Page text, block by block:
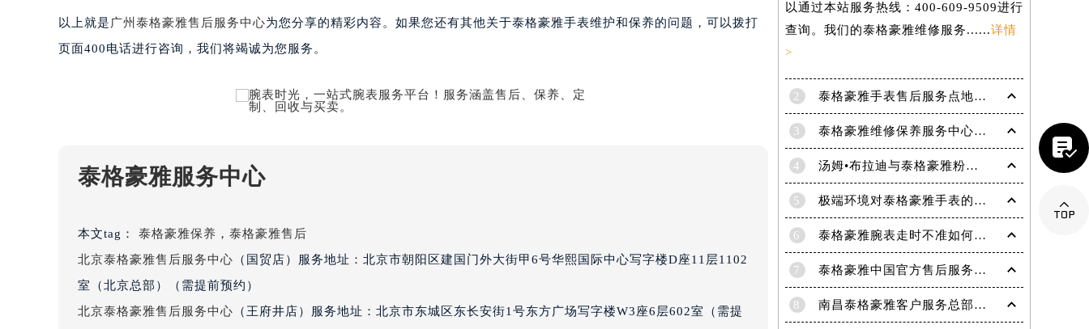
泉州市丰泽区宝洲路729号浦西万达中心写字楼A座7楼709室（需提前预约）
青岛市南区山东路6号华润大厦B座22层04室（需提前预约）
长春市朝阳区西安大路727号中银大厦A座(旺进大厦)18层09室（需提前预约）
贵阳市南明区都司高架桥路33号亨特国际金融中心14楼14D（需提前预约）
西安市碑林区南关正街88号华侨城长安国际中心E座6楼10室（需提前预约）
内蒙古自治区呼和浩特市玉泉区大学西街70号华润万象城写字楼（鄂尔多斯大厦）23层2326室（需提前预约）
甘肃省兰州市七里河区西津西路16号兰州中心写字楼21层2102室（需提前预约）
重庆市解放碑渝中区民权路28号英利国际金融中心写字楼20层01室（需提前预约）
以上就是 广州泰格豪雅售后服务中心为您分享的精彩内容。如果您还有其他关于泰格豪雅手表维护和保养的问题，可以拨打
页面400电话进行咨询，我们将竭诚为您服务。
泰格豪雅服务中心
本文tag： 泰格豪雅保养 ， 泰格豪雅售后
北京泰格豪雅售后服务中心 （国贸店）服务地址：北京市朝阳区建国门外大街甲6号华熙国际中心写字楼D座11层1102
室（北京总部）（需提前预约）
北京泰格豪雅售后服务中心 （王府井店）服务地址：北京市东城区东长安街1号东方广场写字楼W3座6层602室（需提
以通过本站服务热线：400-609-9509进行
查询。我们的泰格豪雅维修服务......详情
>
2 泰格豪雅手表售后服务点地址在哪里？
3 泰格豪雅维修保养服务中心介绍 | 泰格豪雅
4 汤姆•布拉迪与泰格豪雅粉丝于波士顿共庆历史性胜利
5 极端环境对泰格豪雅手表的影响(极端环境对手表的危害)
6 泰格豪雅腕表走时不准如何解决
7 泰格豪雅中国官方售后服务中心｜官方电话及详细维修地址权威信息公告（2026年7月最新）
8 南昌泰格豪雅客户服务总部电话中心提供专业售后维修保养服务权威公示（2026年7月最新）

